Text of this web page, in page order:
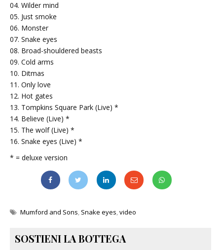
04. Wilder mind
05. Just smoke
06. Monster
07. Snake eyes
08. Broad-shouldered beasts
09. Cold arms
10. Ditmas
11. Only love
12. Hot gates
13. Tompkins Square Park (Live) *
14. Believe (Live) *
15. The wolf (Live) *
16. Snake eyes (Live) *
* = deluxe version
Mumford and Sons, Snake eyes,video
SOSTIENI LA BOTTEGA